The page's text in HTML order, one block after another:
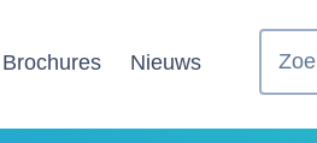
Brochures Nieuws